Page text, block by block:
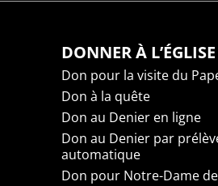
DONNER À L’ÉGLISE
Don pour la visite du
Don à la quête
Don au Denier en ligne
Don au Denier par
automatique
Don pour Notre-Dame